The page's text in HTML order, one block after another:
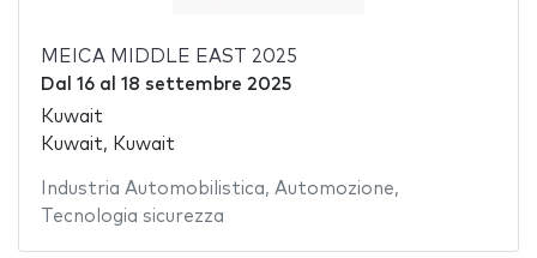
MEICA MIDDLE EAST 2025
Dal 16al 18 settembre 2025
Kuwait
Kuwait, Kuwait
Industria Automobilistica, Automozione,
Tecnologia sicurezza